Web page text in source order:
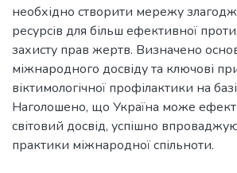
необхідно створити мережу
ресурсів для більш ефективної
захисту прав жертв. Визначено
міжнародного досвіду та ключові
віктимологічної профілактики на
Наголошено, що Україна може
світовий досвід, успішно